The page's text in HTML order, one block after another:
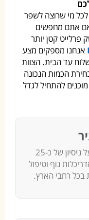
מי שרוצה לשפר
אם אתם מחפשים
שק פרלייט קטן יותר
אנחנו מספקים מצע
עד הבית. הצוות
הכמות הנכונה
להתחיל לגדל
גנן מקצועי בעל ניסיון של כ-25
נוף וטיפול
בכל רחבי הארץ.